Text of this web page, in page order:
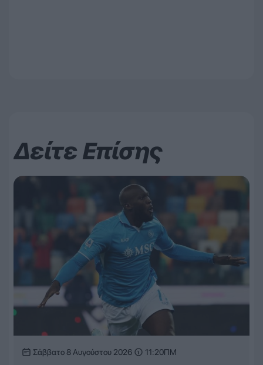
Δείτε Επίσης
Σάββατο 8 Αυγούστου 2026 11:20ΠΜ